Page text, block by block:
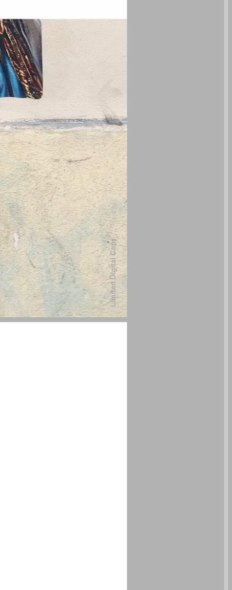
ננוֹפּוֹאטִיקה: גיליון 28 - כָּחֹל אֵינוֹ מַרְעִישׁ - שירה צרפתית 2020-1960 ... 0